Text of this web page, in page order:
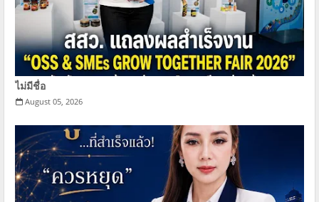
ไม่มีชื่อ
August 05, 2026